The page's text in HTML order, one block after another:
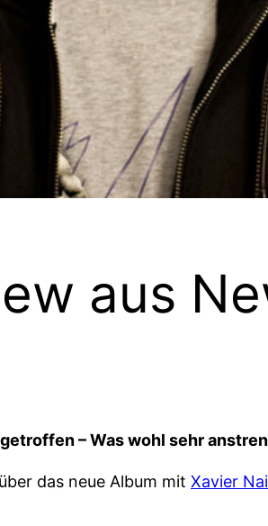
aus
– Was wohl sehr
das neue Album mit Xavier